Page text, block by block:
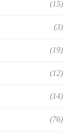
(15)
(3)
(19)
(12)
(14)
(76)